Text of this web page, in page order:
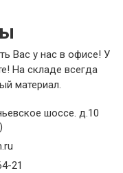
Вас у нас в офисе! У
На складе всегда
материал.
шоссе. д.10
21